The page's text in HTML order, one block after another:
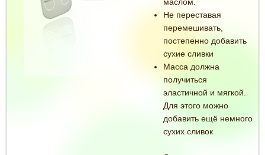
Не переставая
перемешивать,
постепенно добавить
сухие сливки
Масса должна
получиться
эластичной и мягкой.
Для этого можно
добавить ещё немного
сухих сливок